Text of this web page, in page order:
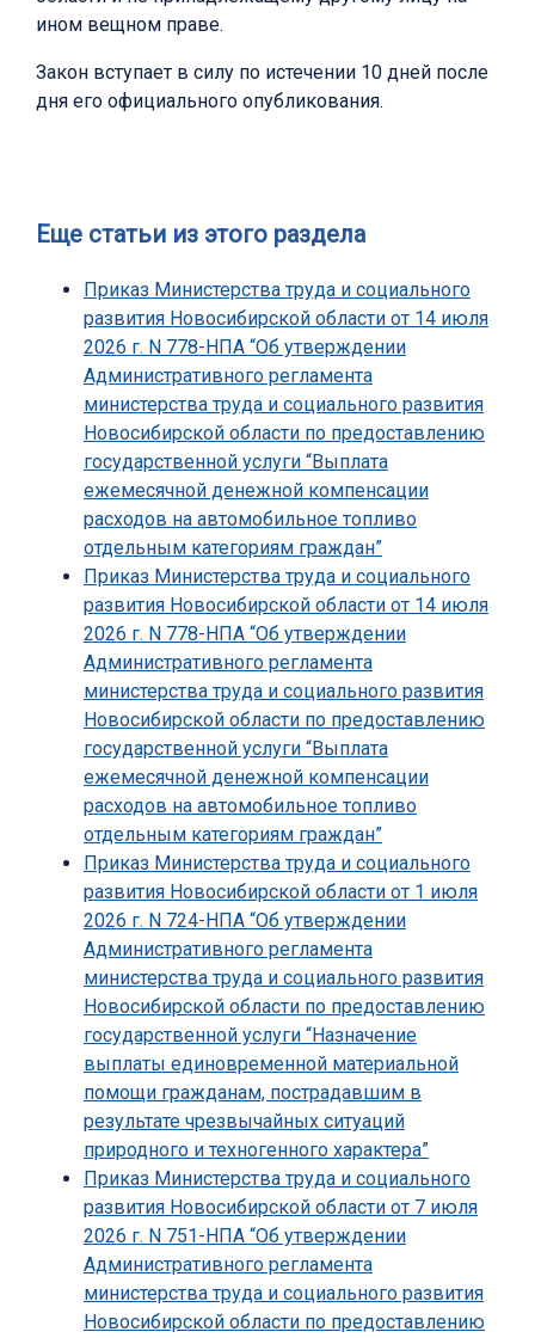
ином вещном праве.
Закон вступает в силу по истечении 10 дней после
дня его официального опубликования.
Еще статьи из этого раздела
Приказ Министерства труда и социального
развития Новосибирской области от 14 июля
2026 г. N 778-НПА “Об утверждении
Административного регламента
министерства труда и социального развития
Новосибирской области по предоставлению
государственной услуги “Выплата
ежемесячной денежной компенсации
расходов на автомобильное топливо
отдельным категориям граждан”
Приказ Министерства труда и социального
развития Новосибирской области от 14 июля
2026 г. N 778-НПА “Об утверждении
Административного регламента
министерства труда и социального развития
Новосибирской области по предоставлению
государственной услуги “Выплата
ежемесячной денежной компенсации
расходов на автомобильное топливо
отдельным категориям граждан”
Приказ Министерства труда и социального
развития Новосибирской области от 1 июля
2026 г. N 724-НПА “Об утверждении
Административного регламента
министерства труда и социального развития
Новосибирской области по предоставлению
государственной услуги “Назначение
выплаты единовременной материальной
помощи гражданам, пострадавшим в
результате чрезвычайных ситуаций
природного и техногенного характера”
Приказ Министерства труда и социального
развития Новосибирской области от 7 июля
2026 г. N 751-НПА “Об утверждении
Административного регламента
министерства труда и социального развития
Новосибирской области по предоставлению